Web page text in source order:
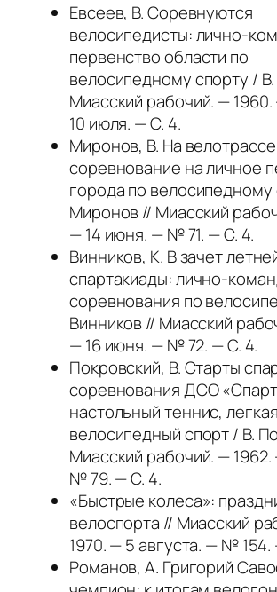
Евсеев, В. Соревнуются
велосипедисты: лично-
первенство области по
велосипедному спорту /
Миасский рабочий. —
10 июля. — С. 4.
Миронов, В. На
соревнование на личное
города по велосипедному
Миронов // Миасский
— 14 июня. — № 71. — С. 4.
Винников, К. В зачет
спартакиады: лично-
соревнования по
Винников // Миасский
— 16 июня. — № 72. — С. 4.
Покровский, В. Старты
соревнования ДСО
настольный теннис,
велосипедный спорт / В.
Миасский рабочий. —
№ 79. — С. 4.
«Быстрые колеса»:
велоспорта // Миасский
1970. — 5 августа. — № 154.
Романов, А. Григорий